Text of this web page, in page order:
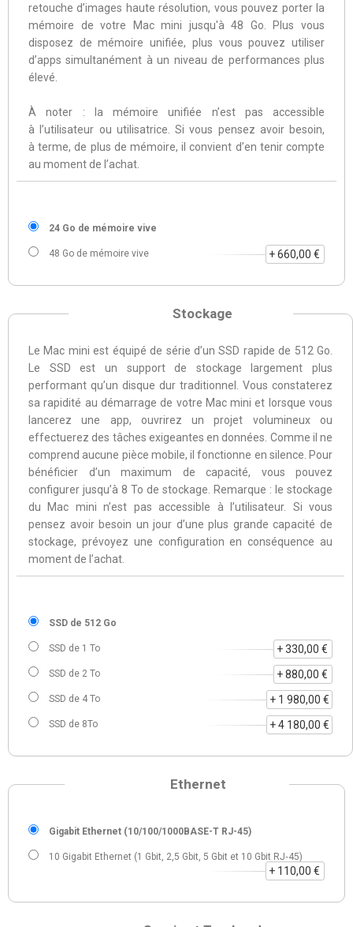
retouche d’images haute résolution, vous pouvez porter la
mémoire de votre Mac mini jusqu'à 48 Go. Plus vous
disposez de mémoire unifiée, plus vous pouvez utiliser
d’apps simultanément à un niveau de performances plus
élevé.
À noter : la mémoire unifiée n’est pas accessible
à l’utilisateur ou utilisatrice. Si vous pensez avoir besoin,
à terme, de plus de mémoire, il convient d’en tenir compte
au moment de l’achat.
24 Go de mémoire vive
48 Go de mémoire vive + 660,00 €
Stockage
Le Mac mini est équipé de série d’un SSD rapide de 512 Go.
Le SSD est un support de stockage largement plus
performant qu’un disque dur traditionnel. Vous constaterez
sa rapidité au démarrage de votre Mac mini et lorsque vous
lancerez une app, ouvrirez un projet volumineux ou
effectuerez des tâches exigeantes en données. Comme il ne
comprend aucune pièce mobile, il fonctionne en silence. Pour
bénéficier d’un maximum de capacité, vous pouvez
configurer jusqu’à 8 To de stockage. Remarque : le stockage
du Mac mini n’est pas accessible à l’utilisateur. Si vous
pensez avoir besoin un jour d’une plus grande capacité de
stockage, prévoyez une configuration en conséquence au
moment de l’achat.
SSD de 512 Go
SSD de 1 To + 330,00 €
SSD de 2 To + 880,00 €
SSD de 4 To + 1 980,00 €
SSD de 8To + 4 180,00 €
Ethernet
Gigabit Ethernet (10/100/1000BASE-T RJ-45)
10 Gigabit Ethernet (1 Gbit, 2,5 Gbit, 5 Gbit et 10 Gbit RJ‑45)
+ 110,00 €